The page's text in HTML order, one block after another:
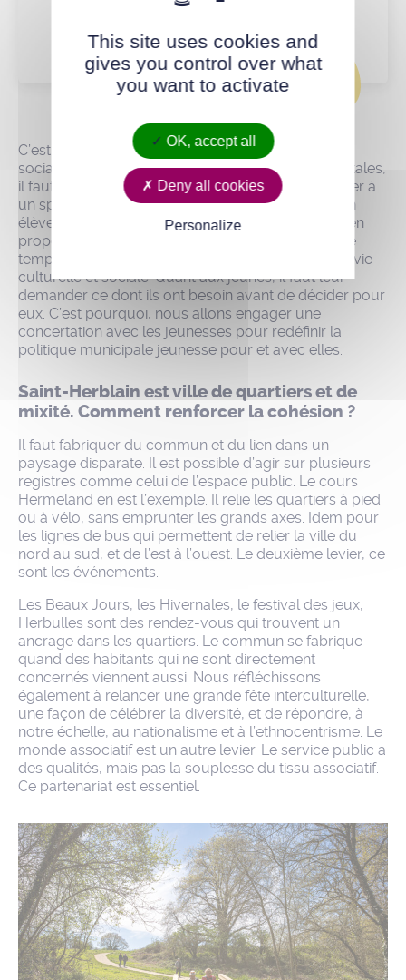
C’est un travail de fond à mener avec les bailleurs
sociaux notamment. Pour les familles monoparentales,
il faut aller plus loin. Par exemple, comment assister à
un spectacle ou participer à une réunion quand on
élève seul ses enfants ? En adaptant les horaires, en
proposant une activité parallèle pour les enfants le
temps d’une représentation, on facilite l’accès à la vie
culturelle et sociale. Quant aux jeunes, il faut leur
demander ce dont ils ont besoin avant de décider pour
eux. C’est pourquoi, nous allons engager une
concertation avec les jeunesses pour redéfinir la
politique municipale jeunesse pour et avec elles.
Saint-Herblain est ville de quartiers et de
mixité. Comment renforcer la cohésion ?
Il faut fabriquer du commun et du lien dans un
paysage disparate. Il est possible d’agir sur plusieurs
registres comme celui de l’espace public. Le cours
Hermeland en est l’exemple. Il relie les quartiers à pied
ou à vélo, sans emprunter les grands axes. Idem pour
les lignes de bus qui permettent de relier la ville du
nord au sud, et de l’est à l’ouest. Le deuxième levier, ce
sont les événements.
Les Beaux Jours, les Hivernales, le festival des jeux,
Herbulles sont des rendez-vous qui trouvent un
ancrage dans les quartiers. Le commun se fabrique
quand des habitants qui ne sont directement
concernés viennent aussi. Nous réfléchissons
également à relancer une grande fête interculturelle,
une façon de célébrer la diversité, et de répondre, à
notre échelle, au nationalisme et à l’ethnocentrisme. Le
monde associatif est un autre levier. Le service public a
des qualités, mais pas la souplesse du tissu associatif.
Ce partenariat est essentiel.
This site uses cookies and
gives you control over what
you want to activate
OK, accept all
Deny all cookies
Personalize